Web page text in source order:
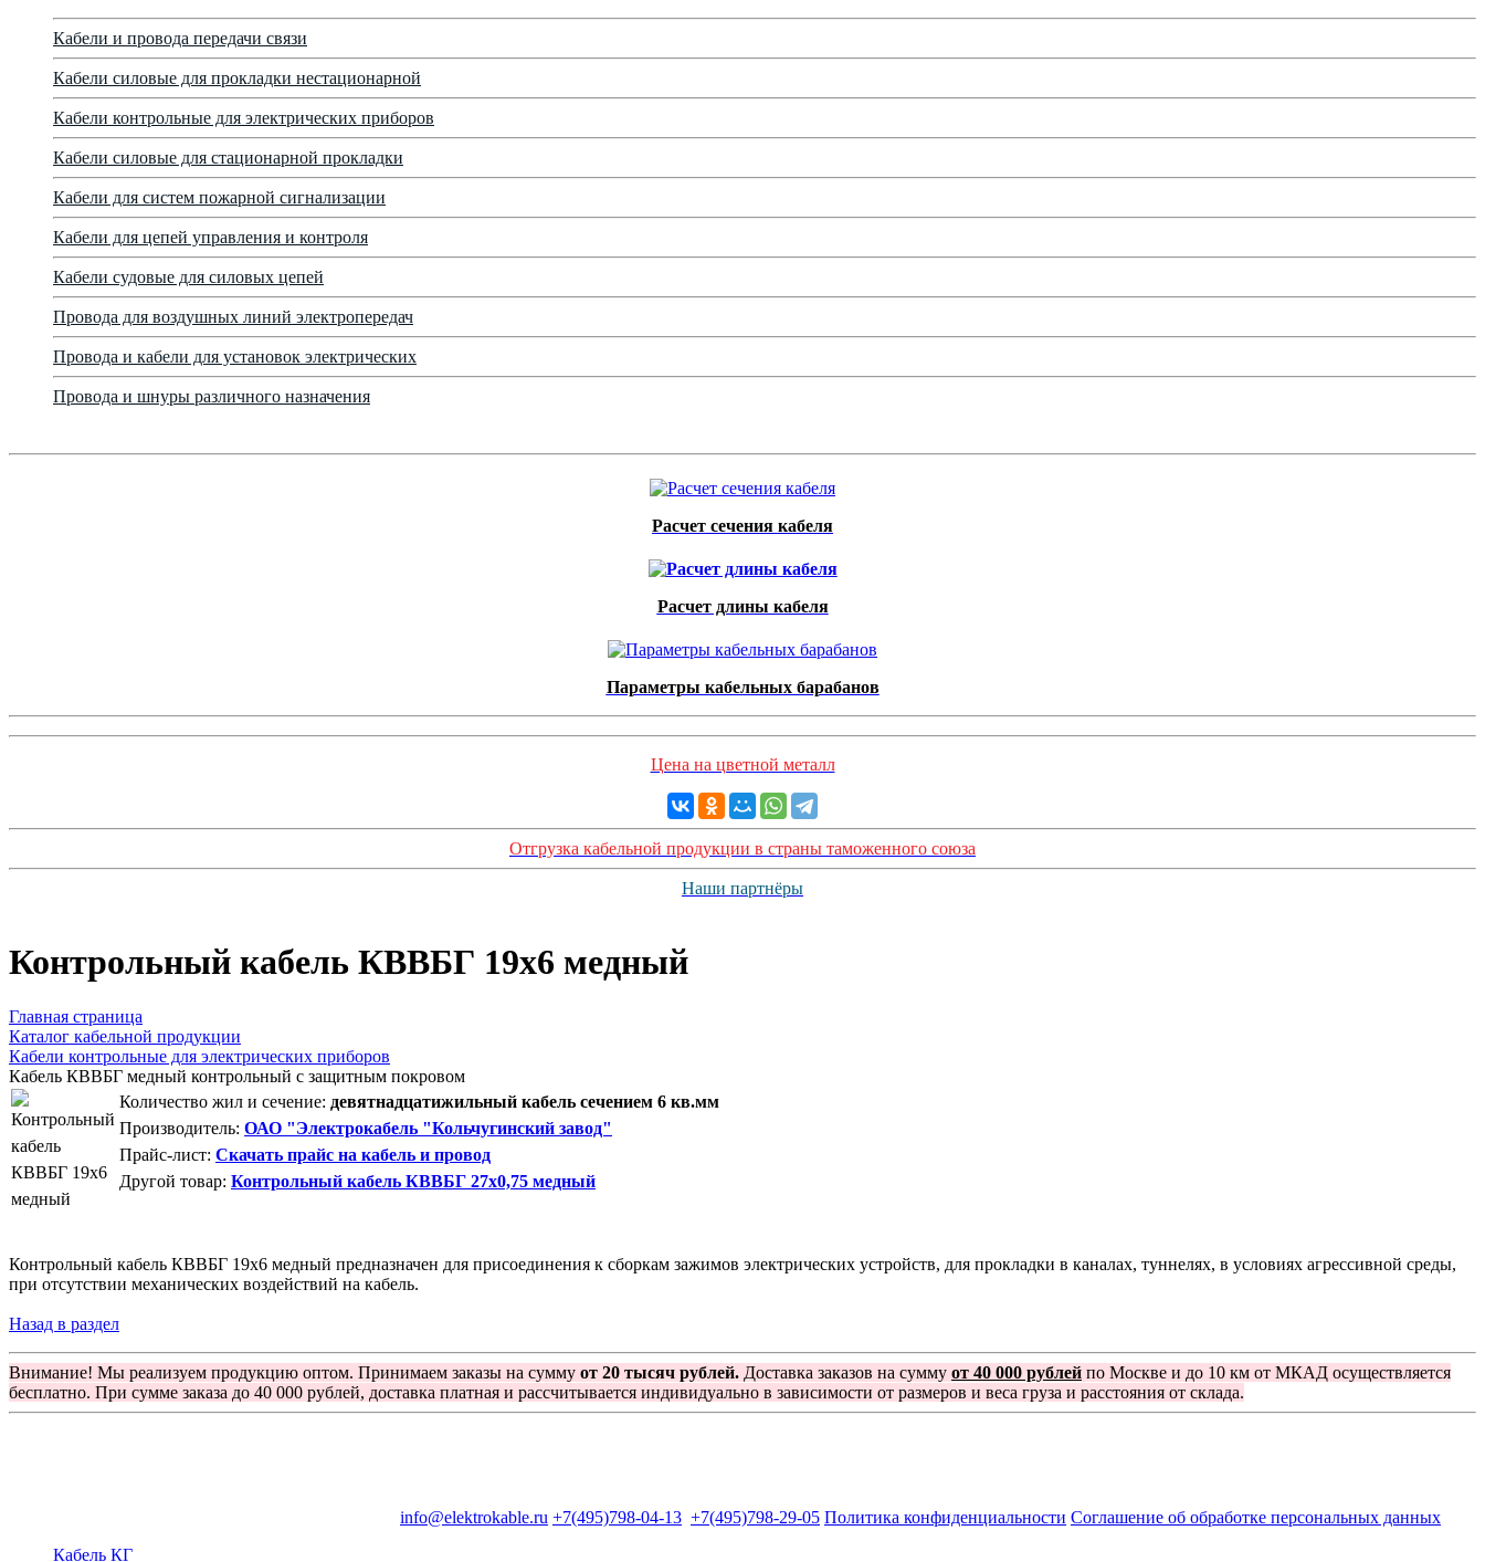
Кабели и провода передачи связи
Кабели силовые для прокладки нестационарной
Кабели контрольные для электрических приборов
Кабели силовые для стационарной прокладки
Кабели для систем пожарной сигнализации
Кабели для цепей управления и контроля
Кабели судовые для силовых цепей
Провода для воздушных линий электропередач
Провода и кабели для установок электрических
Провода и шнуры различного назначения
Расчет сечения кабеля
Расчет длины кабеля
Параметры кабельных барабанов
Цена на цветной металл
Отгрузка кабельной продукции в страны таможенного союза
Наши партнёры
Контрольный кабель КВВБГ 19х6 медный
Главная страница
Каталог кабельной продукции
Кабели контрольные для электрических приборов
Кабель КВВБГ медный контрольный с защитным покровом
Количество жил и сечение: девятнадцатижильный кабель сечением 6 кв.мм
Производитель: ОАО "Электрокабель "Кольчугинский завод"
Прайс-лист: Скачать прайс на кабель и провод
Другой товар: Контрольный кабель КВВБГ 27х0,75 медный
Контрольный кабель КВВБГ 19х6 медный предназначен для присоединения к сборкам зажимов электрических устройств, для прокладки в каналах, туннелях, в условиях агрессивной среды,
при отсутствии механических воздействий на кабель.
Назад в раздел
Внимание! Мы реализуем продукцию оптом. Принимаем заказы на сумму от 20 тысяч рублей. Доставка заказов на сумму от 40 000 рублей по Москве и до 10 км от МКАД осуществляется
бесплатно. При сумме заказа до 40 000 рублей, доставка платная и рассчитывается индивидуально в зависимости от размеров и веса груза и расстояния от склада.
info@elektrokable.ru +7(495)798-04-13 +7(495)798-29-05 Политика конфиденциальности Соглашение об обработке персональных данных
Кабель КГ